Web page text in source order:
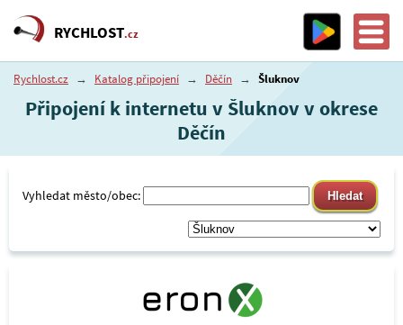
RYCHLOST.cz
Rychlost.cz → Katalog připojení → Děčín → Šluknov
Připojení k internetu v Šluknov v okrese
Děčín
Vyhledat město/obec: